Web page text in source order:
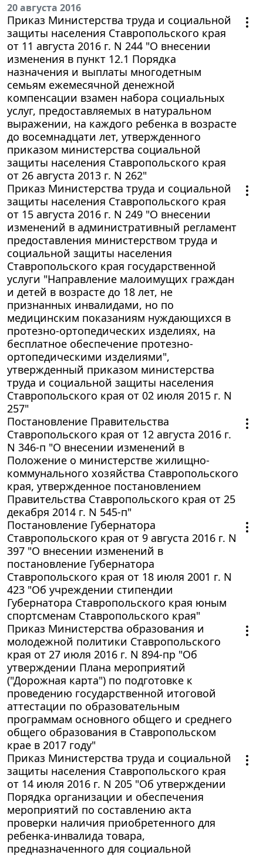
20 августа 2016
Приказ Министерства труда и социальной
защиты населения Ставропольского края
от 11 августа 2016 г. N 244 "О внесении
изменения в пункт 12.1 Порядка
назначения и выплаты многодетным
семьям ежемесячной денежной
компенсации взамен набора социальных
услуг, предоставляемых в натуральном
выражении, на каждого ребенка в возрасте
до восемнадцати лет, утвержденного
приказом министерства социальной
защиты населения Ставропольского края
от 26 августа 2013 г. N 262"
Приказ Министерства труда и социальной
защиты населения Ставропольского края
от 15 августа 2016 г. N 249 "О внесении
изменений в административный регламент
предоставления министерством труда и
социальной защиты населения
Ставропольского края государственной
услуги "Направление малоимущих граждан
и детей в возрасте до 18 лет, не
признанных инвалидами, но по
медицинским показаниям нуждающихся в
протезно-ортопедических изделиях, на
бесплатное обеспечение протезно-
ортопедическими изделиями",
утвержденный приказом министерства
труда и социальной защиты населения
Ставропольского края от 02 июля 2015 г. N
257"
Постановление Правительства
Ставропольского края от 12 августа 2016 г.
N 346-п "О внесении изменений в
Положение о министерстве жилищно-
коммунального хозяйства Ставропольского
края, утвержденное постановлением
Правительства Ставропольского края от 25
декабря 2014 г. N 545-п"
Постановление Губернатора
Ставропольского края от 9 августа 2016 г. N
397 "О внесении изменений в
постановление Губернатора
Ставропольского края от 18 июля 2001 г. N
423 "Об учреждении стипендии
Губернатора Ставропольского края юным
спортсменам Ставропольского края"
Приказ Министерства образования и
молодежной политики Ставропольского
края от 27 июля 2016 г. N 894-пр "Об
утверждении Плана мероприятий
("Дорожная карта") по подготовке к
проведению государственной итоговой
аттестации по образовательным
программам основного общего и среднего
общего образования в Ставропольском
крае в 2017 году"
Приказ Министерства труда и социальной
защиты населения Ставропольского края
от 14 июля 2016 г. N 205 "Об утверждении
Порядка организации и обеспечения
мероприятий по составлению акта
проверки наличия приобретенного для
ребенка-инвалида товара,
предназначенного для социальной